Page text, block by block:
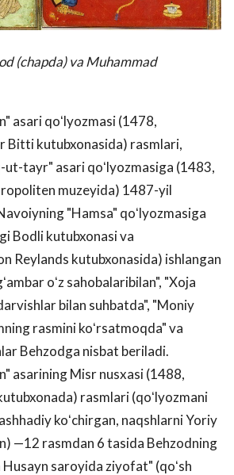
(chapda) va Muhammad
asari qoʻlyozmasi (1478,
Bitti kutubxonasida) rasmlari,
tayr" asari qoʻlyozmasiga (1483,
muzeyida) 1487-yil
"Hamsa" qoʻlyozmasiga
Bodli kutubxonasi va
Reylands kutubxonasida) ishlangan
oʻz sahobalaribilan", "Xoja
bilan suhbatda", "Moniy
rasmini koʻrsatmoqda" va
Behzodga nisbat beriladi.
asarining Misr nusxasi (1488,
rasmlari (qoʻlyozmani
koʻchirgan, naqshlarni Yoriy
—12 rasmdan 6 tasida Behzodning
saroyida ziyofat" (qoʻsh